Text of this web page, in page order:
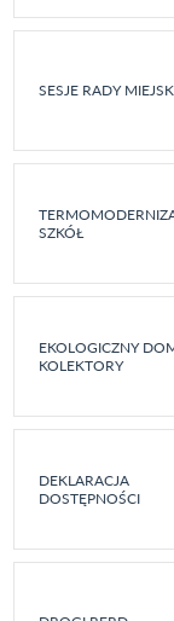
SESJE RADY
SZKÓŁ
EKOLOGICZNY
KOLEKTORY
DEKLARACJA
DOSTĘPNOŚCI